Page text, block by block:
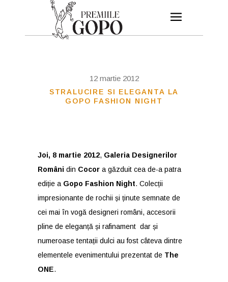
12 martie 2012
STRALUCIRE SI ELEGANTA LA
GOPO FASHION NIGHT
Joi, 8 martie 2012, Galeria Designerilor
Români din Cocor a găzduit cea de-a patra
ediție a Gopo Fashion Night. Colecții
impresionante de rochii și ținute semnate de
cei mai în vogă designeri români, accesorii
pline de eleganță și rafinament dar și
numeroase tentații dulci au fost câteva dintre
elementele evenimentului prezentat de The
ONE.